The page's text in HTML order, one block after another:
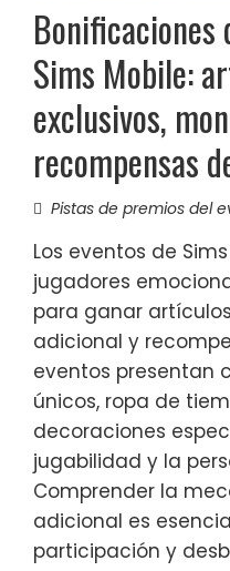
Bonificaciones
Sims Mobile:
exclusivos,
recompensas
Pistas de premios del
Los eventos de
jugadores
para ganar
adicional y
eventos presentan
únicos, ropa de
decoraciones
jugabilidad y la
Comprender la
adicional es
participación y